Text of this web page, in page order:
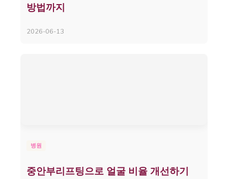
방법까지
2026-06-13
병원
중안부리프팅으로 얼굴 비율 개선하기